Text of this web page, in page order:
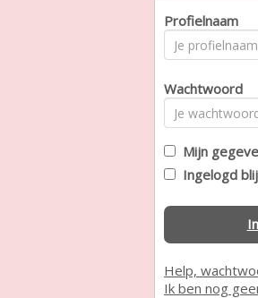
Profielnaam
Wachtwoord
Mijn
Ingelogd
Help,
Ik ben nog